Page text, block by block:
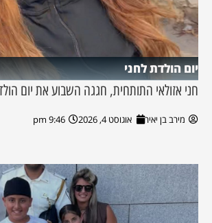
יום הולדת לחני
חני אזולאי התותחית, חגגה השבוע את יום
מירב בן יאיר אוגוסט 4, 2026 9:46 pm